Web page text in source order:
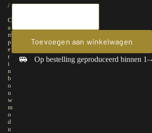
/
C
a
m
p
e
r
i
n
b
o
u
w
m
o
d
u
Toevoegen aan winkelwagen
Op bestelling geproduceerd binnen